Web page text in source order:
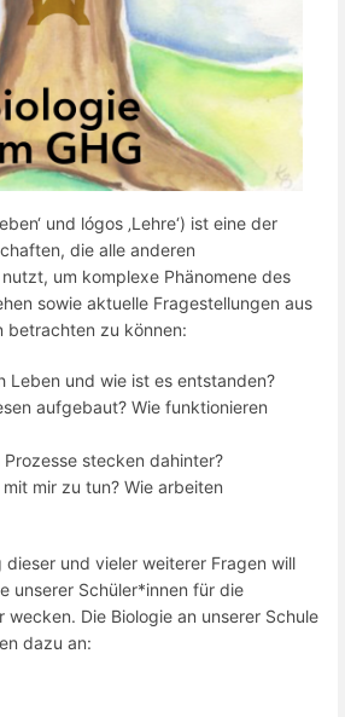
und lógos ‚Lehre‘) ist eine der
die alle anderen
um komplexe Phänomene des
sowie aktuelle Fragestellungen aus
betrachten zu können:
Leben und wie ist es entstanden?
aufgebaut? Wie funktionieren
Prozesse stecken dahinter?
mir zu tun? Wie arbeiten
und vieler weiterer Fragen will
unserer Schüler*innen für die
wecken. Die Biologie an unserer Schule
dazu an: